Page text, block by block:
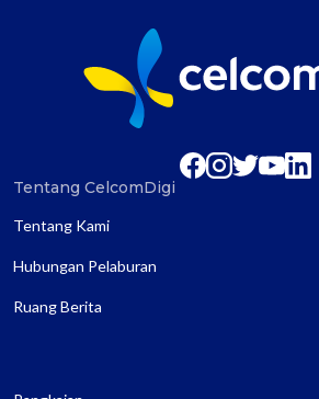
Tentang CelcomDigi
Tentang Kami
Hubungan Pelaburan
Ruang Berita